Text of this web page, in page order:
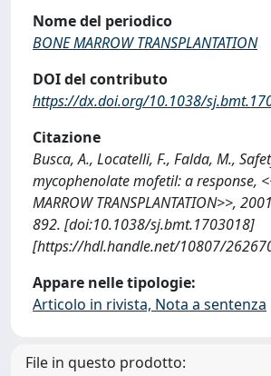
Nome del periodico
BONE MARROW TRANSPLANTATION
DOI del contributo
https://dx.doi.org/10.1038/
Citazione
Busca, A., Locatelli, F., Falda, M.,
mycophenolate mofetil: a response,
MARROW TRANSPLANTATION>>,
892. [doi:10.1038/sj.bmt.1703018]
[https://hdl.handle.net/10807/
Appare nelle tipologie:
Articolo in rivista, Nota a sentenza
File in questo prodotto: